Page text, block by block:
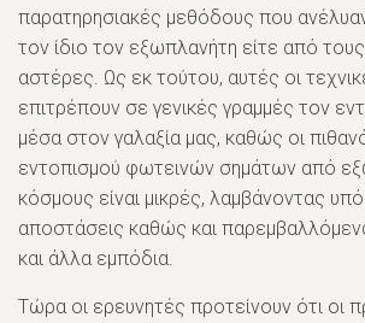
παρατηρησιακές μεθόδους που
τον ίδιο τον εξωπλανήτη είτε από
αστέρες. Ως εκ τούτου, αυτές οι
επιτρέπουν σε γενικές γραμμές τον
μέσα στον γαλαξία μας, καθώς οι
εντοπισμού φωτεινών σημάτων από
κόσμους είναι μικρές, λαμβάνοντας
αποστάσεις καθώς και
και άλλα εμπόδια.
Τώρα οι ερευνητές προτείνουν ότι οι